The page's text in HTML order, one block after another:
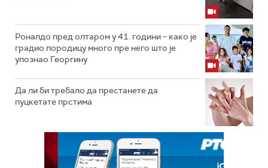
Роналдо пред олтаром у 41. години – како је
градио породицу много пре него што је
упознао Георгину
Да ли би требало да престанете да
пуцкетате прстима